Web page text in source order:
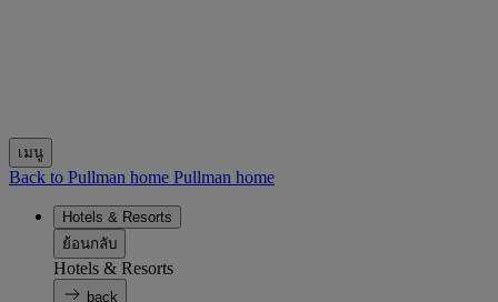
เมนู
Back to Pullman home Pullman home
Hotels & Resorts
ย้อนกลับ
Hotels & Resorts
back